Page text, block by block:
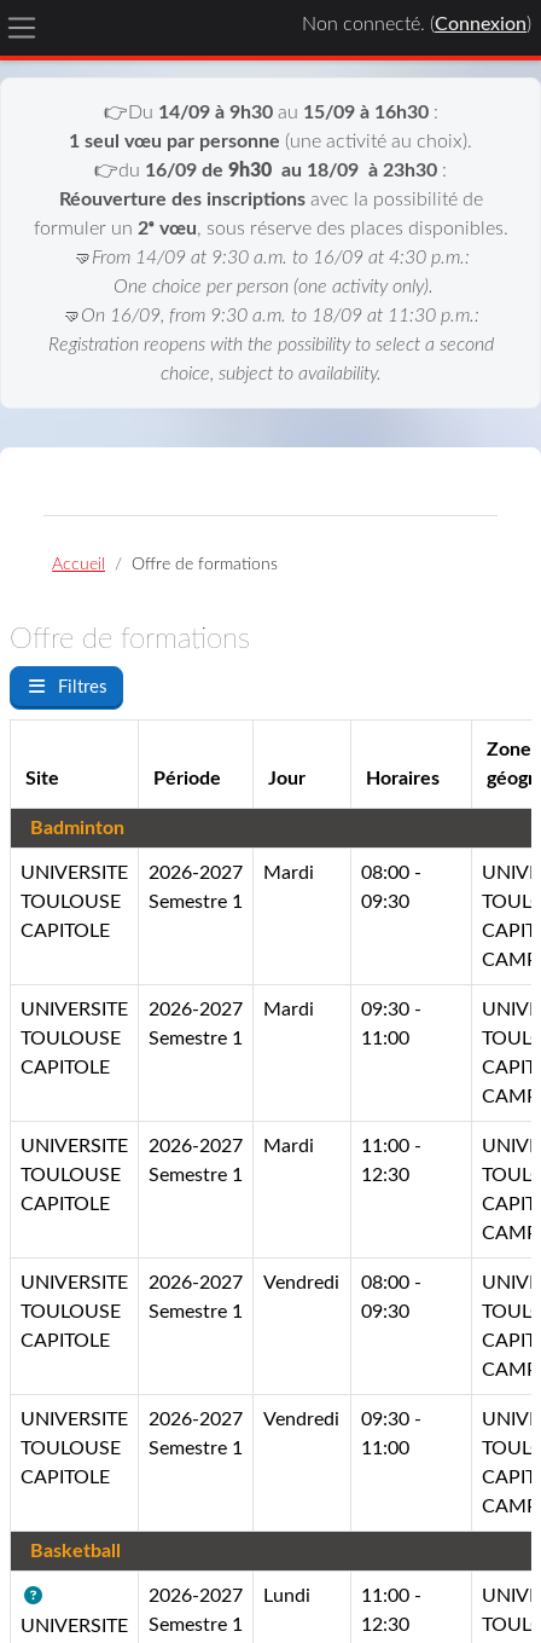
👉Du 14/09 à 9h30au 15/09 à 16h30:
1 seul vœu par personne (une activité au choix).
👉du 16/09 de 9h30 au 18/09 à 23h30 :
Réouverture des inscriptionsavec la possibilité de
formuler un 2ᵉ vœu, sous réserve des places disponibles.
🤜From 14/09 at 9:30 a.m. to 16/09 at 4:30 p.m.:
One choice per person (one activity only).
🤜On 16/09, from 9:30 a.m. to 18/09 at 11:30 p.m.:
Registration reopens with the possibility to select a second
choice, subject to availability.
Panneau latéral
Non connecté. (Connexion)
Accueil Offre de formations
Offre de formations
Filtres
Site Période Jour Horaires
Zone
Badminton
UNIVERSITE
TOULOUSE
CAPITOLE
2026-2027
Semestre 1
Mardi
08:00 -
09:30
UNIVERSITE
TOULOUSE
CAPITOLE
2026-2027
Semestre 1
Mardi
09:30 -
11:00
UNIVERSITE
TOULOUSE
CAPITOLE
2026-2027
Semestre 1
Mardi
11:00 -
12:30
UNIVERSITE
TOULOUSE
CAPITOLE
2026-2027
Semestre 1
Vendredi
08:00 -
09:30
UNIVERSITE
TOULOUSE
CAPITOLE
2026-2027
Semestre 1
Vendredi
09:30 -
11:00
Basketball
UNIVERSITE
2026-2027
Semestre 1
Lundi
11:00 -
12:30